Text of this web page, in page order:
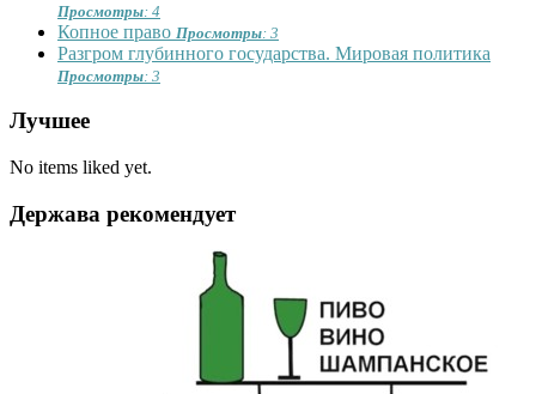
Просмотры: 4
Копное право Просмотры: 3
Разгром глубинного государства. Мировая политика
Просмотры: 3
Лучшее
No items liked yet.
Держава рекомендует